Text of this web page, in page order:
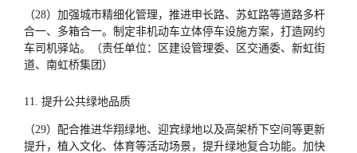
（28）加强城市精细化管理，推进申长路、苏虹路等道路多杆
合一、多箱合一。制定非机动车立体停车设施方案，打造网约
车司机驿站。（责任单位：区建设管理委、区交通委、新虹街
道、南虹桥集团）
11. 提升公共绿地品质
（29）配合推进华翔绿地、迎宾绿地以及高架桥下空间等更新
提升，植入文化、体育等活动场景，提升绿地复合功能。加快